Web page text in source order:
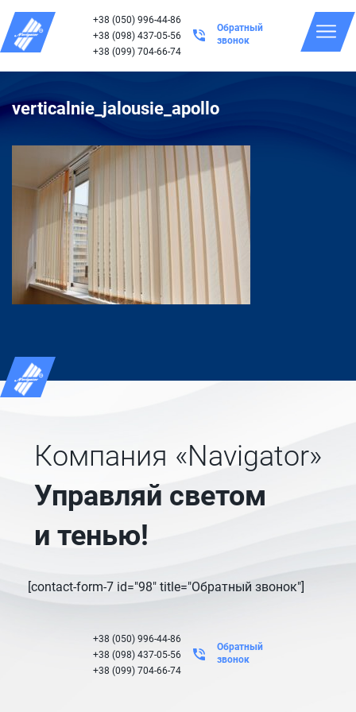
+38 (050) 996-44-86
+38 (098) 437-05-56
+38 (099) 704-66-74
Обратный
звонок
verticalnie_jalousie_apollo
Компания «Navigator»
Управляй светом
и тенью!
[contact-form-7 id="98" title="Обратный звонок"]
+38 (050) 996-44-86
+38 (098) 437-05-56
+38 (099) 704-66-74
Обратный
звонок